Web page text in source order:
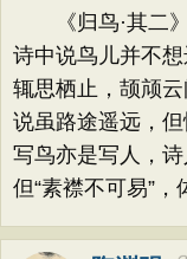
《归鸟·其二》
诗中说鸟儿并不
辄思栖止，颉颃
说虽路途遥远，
写鸟亦是写人，诗
但“素襟不可易”，